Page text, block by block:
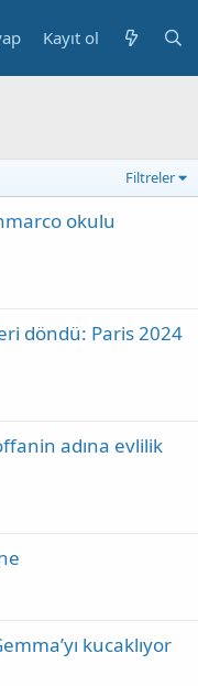
Kayıt ol
Filtreler
okulu
döndü: Paris 2024
adına evlilik
kucaklıyor